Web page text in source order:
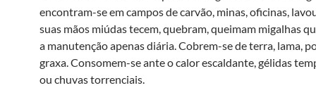
encontram-se em campos de carvão, minas, oficinas,
suas mãos miúdas tecem, quebram, queimam migalhas
a manutenção apenas diária. Cobrem-se de terra, lama,
graxa. Consomem-se ante o calor escaldante, gélidas
ou chuvas torrenciais.